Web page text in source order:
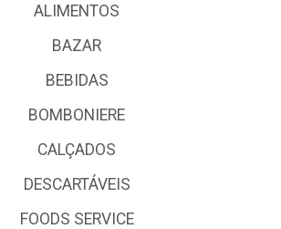
ALIMENTOS
BAZAR
BEBIDAS
BOMBONIERE
CALÇADOS
DESCARTÁVEIS
FOODS SERVICE